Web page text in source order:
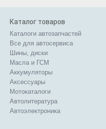
Каталог товаров
Каталоги автозапчастей
Все для автосервиса
Шины, диски
Масла и ГСМ
Аккумуляторы
Аксессуары
Мотокаталоги
Автолитература
Автоэлектроника